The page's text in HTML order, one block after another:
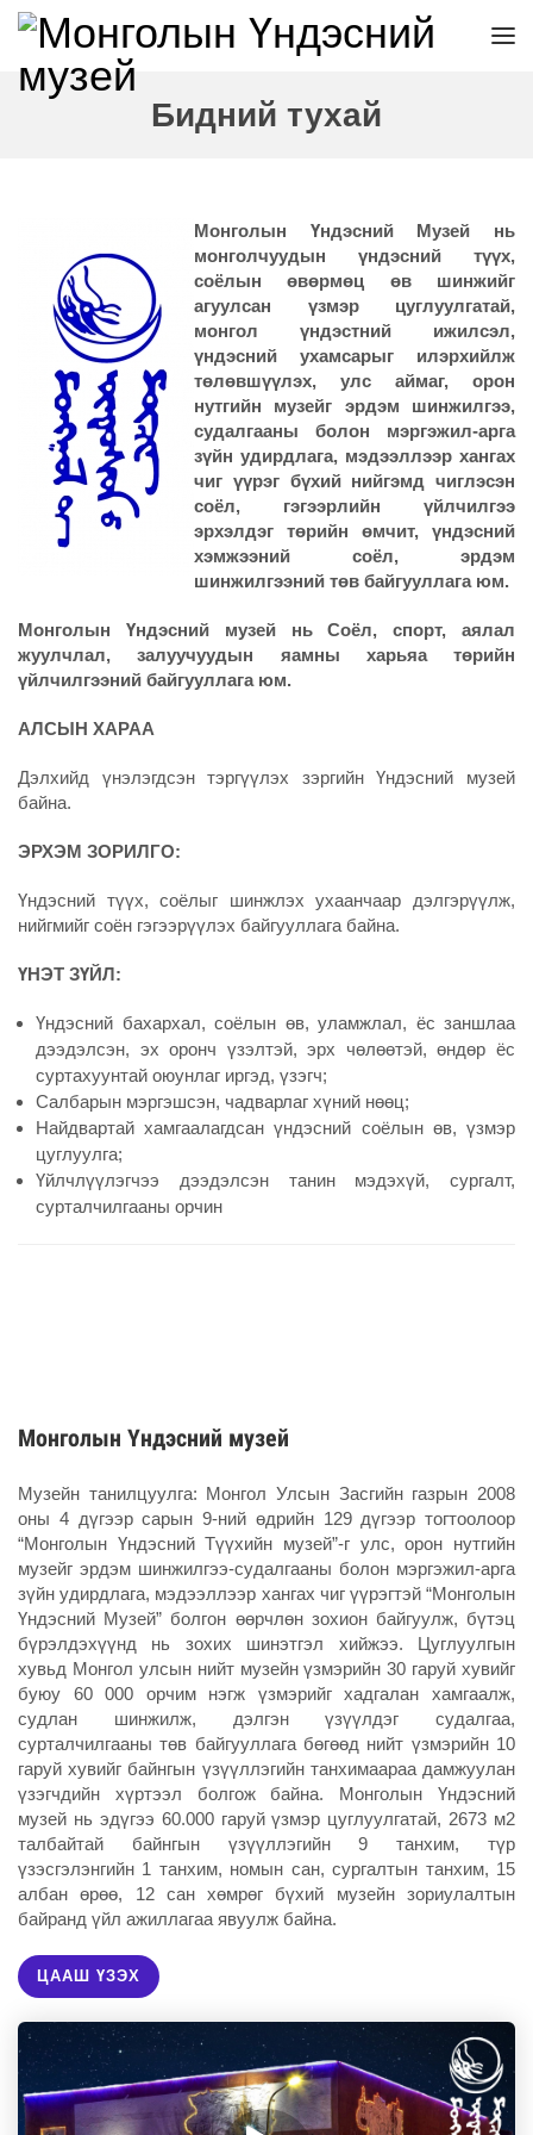
Бидний тухай
Монголын Үндэсний Музей нь
монголчуудын үндэсний түүх,
соёлын өвөрмөц өв шинжийг
агуулсан үзмэр цуглуулгатай,
монгол үндэстний ижилсэл,
үндэсний ухамсарыг илэрхийлж
төлөвшүүлэх, улс аймаг, орон
нутгийн музейг эрдэм шинжилгээ,
судалгааны болон мэргэжил-арга
зүйн удирдлага, мэдээллээр хангах
чиг үүрэг бүхий нийгэмд чиглэсэн
соёл, гэгээрлийн үйлчилгээ
эрхэлдэг төрийн өмчит, үндэсний
хэмжээний соёл, эрдэм
шинжилгээний төв байгууллага юм.
Монголын Үндэсний музей нь Соёл, спорт, аялал
жуулчлал, залуучуудын яамны харьяа төрийн
үйлчилгээний байгууллага юм.
АЛСЫН ХАРАА
Дэлхийд үнэлэгдсэн тэргүүлэх зэргийн Үндэсний музей
байна.
ЭРХЭМ ЗОРИЛГО:
Үндэсний түүх, соёлыг шинжлэх ухаанчаар дэлгэрүүлж,
нийгмийг соён гэгээрүүлэх байгууллага байна.
ҮНЭТ ЗҮЙЛ:
Үндэсний бахархал, соёлын өв, уламжлал, ёс заншлаа
дээдэлсэн, эх оронч үзэлтэй, эрх чөлөөтэй, өндөр ёс
суртахуунтай оюунлаг иргэд, үзэгч;
Салбарын мэргэшсэн, чадварлаг хүний нөөц;
Найдвартай хамгаалагдсан үндэсний соёлын өв, үзмэр
цуглуулга;
Үйлчлүүлэгчээ дээдэлсэн танин мэдэхүй, сургалт,
сурталчилгааны орчин
Монголын Үндэсний музей
Музейн танилцуулга: Монгол Улсын Засгийн газрын 2008
оны 4 дүгээр сарын 9-ний өдрийн 129 дүгээр тогтоолоор
“Монголын Үндэсний Түүхийн музей”-г улс, орон нутгийн
музейг эрдэм шинжилгээ-судалгааны болон мэргэжил-арга
зүйн удирдлага, мэдээллээр хангах чиг үүрэгтэй “Монголын
Үндэсний Музей” болгон өөрчлөн зохион байгуулж, бүтэц
бүрэлдэхүүнд нь зохих шинэтгэл хийжээ. Цуглуулгын
хувьд Монгол улсын нийт музейн үзмэрийн 30 гаруй хувийг
буюу 60 000 орчим нэгж үзмэрийг хадгалан хамгаалж,
судлан шинжилж, дэлгэн үзүүлдэг судалгаа,
сурталчилгааны төв байгууллага бөгөөд нийт үзмэрийн 10
гаруй хувийг байнгын үзүүллэгийн танхимаараа дамжуулан
үзэгчдийн хүртээл болгож байна. Монголын Үндэсний
музей нь эдүгээ 60.000 гаруй үзмэр цуглуулгатай, 2673 м2
талбайтай байнгын үзүүллэгийн 9 танхим, түр
үзэсгэлэнгийн 1 танхим, номын сан, сургалтын танхим, 15
албан өрөө, 12 сан хөмрөг бүхий музейн зориулалтын
байранд үйл ажиллагаа явуулж байна.
ЦААШ ҮЗЭХ